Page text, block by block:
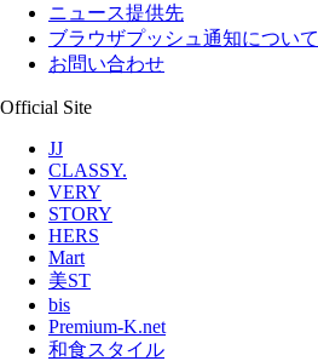
ニュース提供先
ブラウザプッシュ通知について
お問い合わせ
Official Site
JJ
CLASSY.
VERY
STORY
HERS
Mart
美ST
bis
Premium-K.net
和食スタイル